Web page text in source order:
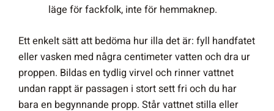
läge för fackfolk, inte för hemmaknep.
Ett enkelt sätt att bedöma hur illa det är: fyll handfatet
eller vasken med några centimeter vatten och dra ur
proppen. Bildas en tydlig virvel och rinner vattnet
undan rappt är passagen i stort sett fri och du har
bara en begynnande propp. Står vattnet stilla eller